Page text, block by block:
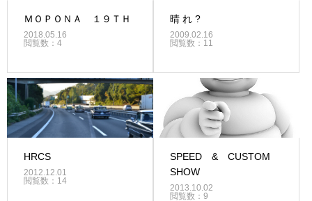
ＭＯＰＯＮＡ １９ＴＨ
2018.05.16
閲覧数：4
晴 れ ?
2009.02.16
閲覧数：11
HRCS
2012.12.01
閲覧数：14
SPEED & CUSTOM
SHOW
2013.10.02
閲覧数：9